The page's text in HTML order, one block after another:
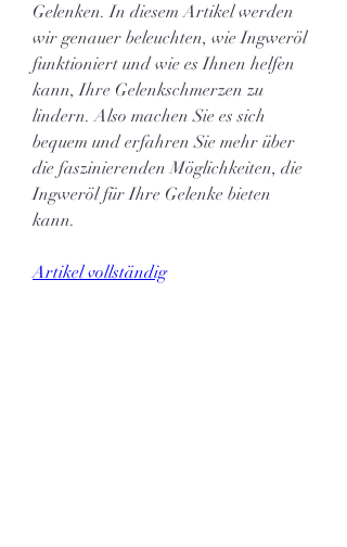
Gelenken. In diesem Artikel werden
wir genauer beleuchten, wie Ingweröl
funktioniert und wie es Ihnen helfen
kann, Ihre Gelenkschmerzen zu
lindern. Also machen Sie es sich
bequem und erfahren Sie mehr über
die faszinierenden Möglichkeiten, die
Ingweröl für Ihre Gelenke bieten
kann.
Artikel vollständig